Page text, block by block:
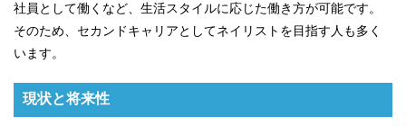
社員として働くなど、生活スタイルに応じた働き方が可能です。
そのため、セカンドキャリアとしてネイリストを目指す人も多く
います。
現状と将来性